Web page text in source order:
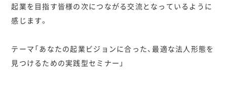
起業を目指す皆様の次につながる交流となっているように
感じます。
テーマ「あなたの起業ビジョンに合った、最適な法人形態を
見つけるための実践型セミナー」